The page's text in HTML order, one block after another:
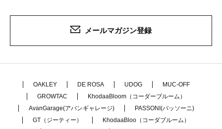
メールマガジン登録
OAKLEY DE ROSA UDOG
MUC-OFF
GROWTAC
KhodaaBloom（コーダーブルーム）
AvanGarage(アバンギャレージ)
PASSONI(パッソーニ)
GT（ジーティー）
KhodaaBloo（コーダブルーム）